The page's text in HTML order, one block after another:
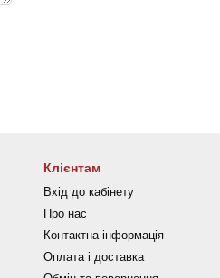
Клієнтам
Вхід до кабінету
Про нас
Контактна інформація
Оплата і доставка